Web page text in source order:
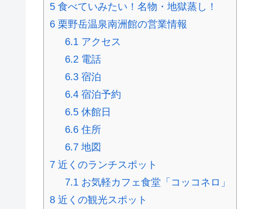
5 食べていみたい！名物・地獄蒸し！
6 栗野岳温泉南洲館の営業情報
6.1アクセス
6.2電話
6.3宿泊
6.4宿泊予約
6.5休館日
6.6住所
6.7地図
7 近くのランチスポット
7.1お気軽カフェ食堂「コッコネロ」
8 近くの観光スポット